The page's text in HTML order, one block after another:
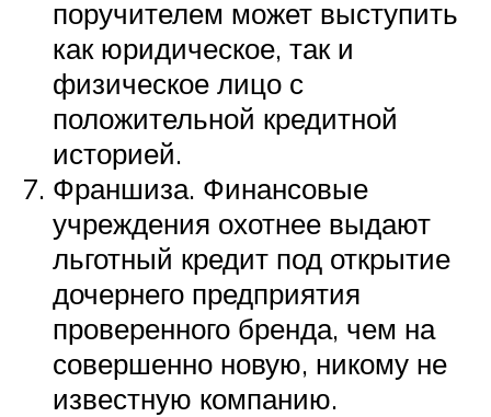
поручителем может выступить
как юридическое, так и
физическое лицо с
положительной кредитной
историей.
Франшиза. Финансовые
учреждения охотнее выдают
льготный кредит под открытие
дочернего предприятия
проверенного бренда, чем на
совершенно новую, никому не
известную компанию.